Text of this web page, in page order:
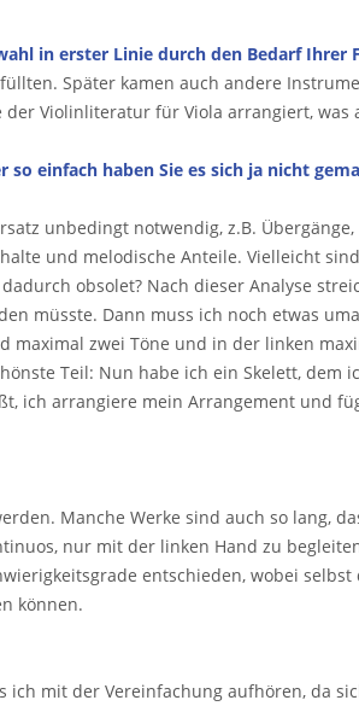
in erster Linie durch den Bedarf Ihrer
Später kamen auch andere
Violinliteratur für Viola arrangiert, was
einfach haben Sie es sich ja nicht
unbedingt notwendig, z.B.
und melodische Anteile. Vielleicht
obsolet? Nach dieser Analyse
müsste. Dann muss ich noch etwas
zwei Töne und in der linken
Teil: Nun habe ich ein Skelett, dem
ich arrangiere mein Arrangement und
Manche Werke sind auch so lang,
nur mit der linken Hand zu
entschieden, wobei selbst
können.
mit der Vereinfachung aufhören, da